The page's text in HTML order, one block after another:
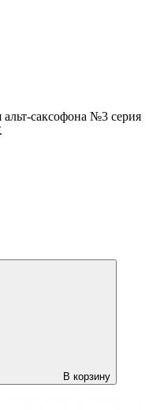
саксофона №3 серия
В корзину